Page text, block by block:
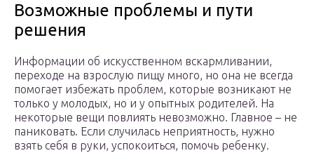
Возможные проблемы и пути
решения
Информации об искусственном вскармливании,
переходе на взрослую пищу много, но она не всегда
помогает избежать проблем, которые возникают не
только у молодых, но и у опытных родителей. На
некоторые вещи повлиять невозможно. Главное – не
паниковать. Если случилась неприятность, нужно
взять себя в руки, успокоиться, помочь ребенку.